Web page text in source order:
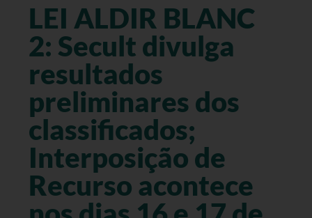
LEI ALDIR BLANC
2: Secult divulga
resultados
preliminares dos
classificados;
Interposição de
Recurso acontece